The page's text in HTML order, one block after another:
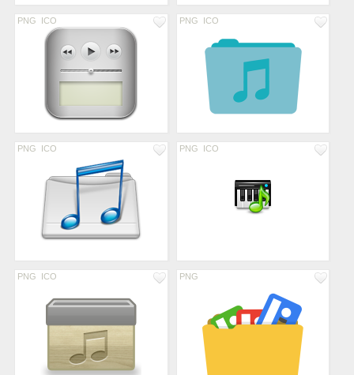
PNG ICO PNG ICO
PNG ICO PNG ICO
PNG ICO PNG